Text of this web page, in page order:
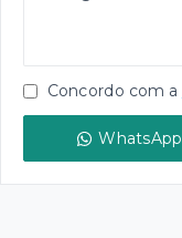
Concordo com a
WhatsApp